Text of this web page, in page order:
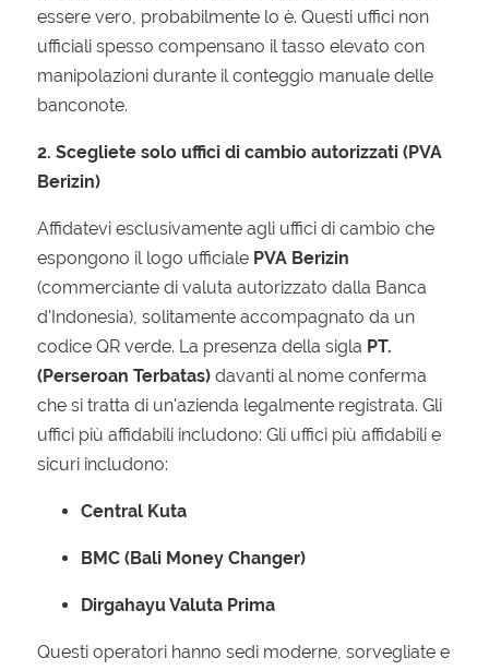
essere vero, probabilmente lo è. Questi uffici non
ufficiali spesso compensano il tasso elevato con
manipolazioni durante il conteggio manuale delle
banconote.
2. Scegliete solo uffici di cambio autorizzati (PVA
Berizin)
Affidatevi esclusivamente agli uffici di cambio che
espongono il logo ufficiale PVA Berizin
(commerciante di valuta autorizzato dalla Banca
d'Indonesia), solitamente accompagnato da un
codice QR verde. La presenza della sigla PT.
(Perseroan Terbatas) davanti al nome conferma
che si tratta di un'azienda legalmente registrata. Gli
uffici più affidabili includono: Gli uffici più affidabili e
sicuri includono:
Central Kuta
BMC (Bali Money Changer)
Dirgahayu Valuta Prima
Questi operatori hanno sedi moderne, sorvegliate e